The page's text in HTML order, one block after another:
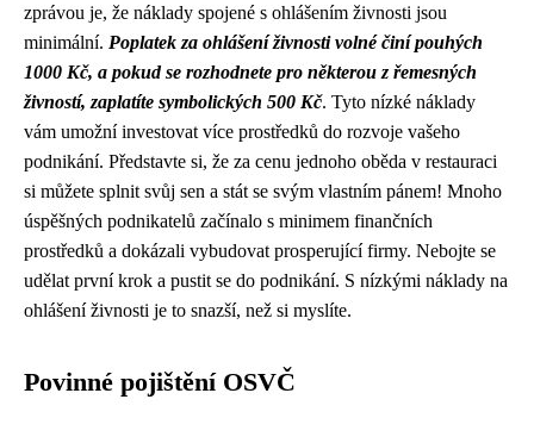
zprávou je, že náklady spojené s ohlášením živnosti jsou
minimální. Poplatek za ohlášení živnosti volné činí pouhých
1000 Kč, a pokud se rozhodnete pro některou z řemesných
živností, zaplatíte symbolických 500 Kč. Tyto nízké náklady
vám umožní investovat více prostředků do rozvoje vašeho
podnikání. Představte si, že za cenu jednoho oběda v restauraci
si můžete splnit svůj sen a stát se svým vlastním pánem! Mnoho
úspěšných podnikatelů začínalo s minimem finančních
prostředků a dokázali vybudovat prosperující firmy. Nebojte se
udělat první krok a pustit se do podnikání. S nízkými náklady na
ohlášení živnosti je to snazší, než si myslíte.
Povinné pojištění OSVČ